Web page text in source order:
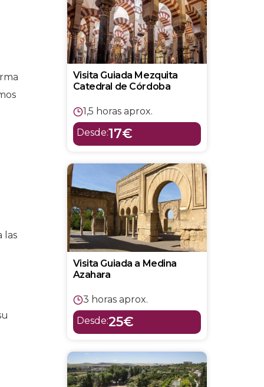
las
Visita Guiada Mezquita
Catedral de Córdoba
1,5 horas aprox.
Desde:17€
Visita Guiada a Medina
Azahara
3 horas aprox.
Desde:25€